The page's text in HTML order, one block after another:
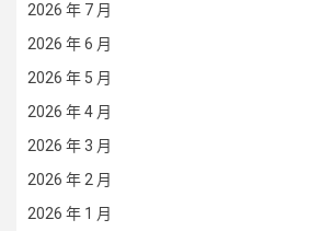
2026 年 7 月
2026 年 6 月
2026 年 5 月
2026 年 4 月
2026 年 3 月
2026 年 2 月
2026 年 1 月